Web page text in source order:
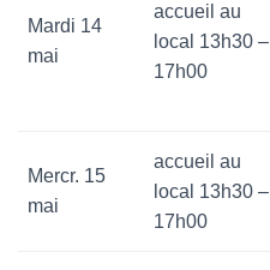
Mardi 14
mai
accueil au
local 13h30 –
17h00
Mercr. 15
mai
accueil au
local 13h30 –
17h00